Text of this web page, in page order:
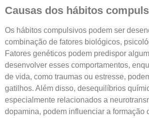
Causas dos hábitos
Os hábitos compulsivos podem ser
combinação de fatores biológicos,
Fatores genéticos podem predispor
desenvolver esses comportamentos,
de vida, como traumas ou estresse,
gatilhos. Além disso, desequilíbrios
especialmente relacionados a
dopamina, podem influenciar a formação